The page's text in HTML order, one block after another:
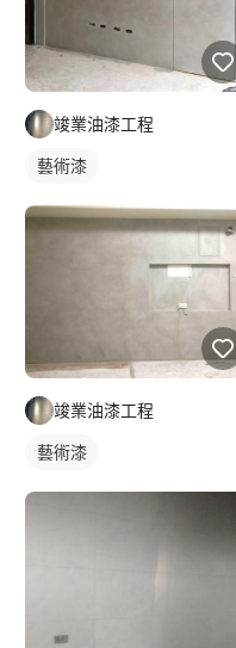
竣業油漆工程
藝術漆
竣業油漆工程
藝術漆